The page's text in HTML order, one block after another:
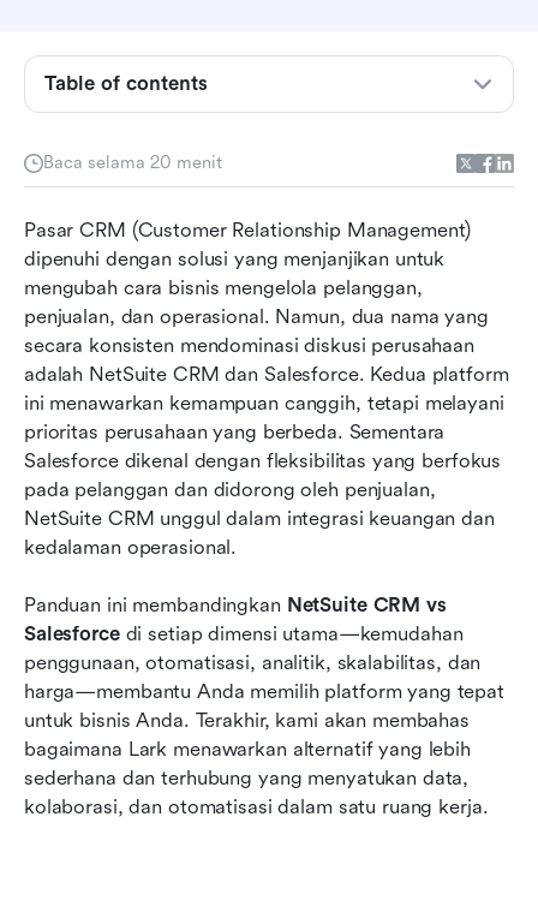
Baca selama 20 menit
Pasar CRM (Customer Relationship Management)
dipenuhi dengan solusi yang menjanjikan untuk
mengubah cara bisnis mengelola pelanggan,
penjualan, dan operasional. Namun, dua nama yang
secara konsisten mendominasi diskusi perusahaan
adalah NetSuite CRM dan Salesforce. Kedua platform
ini menawarkan kemampuan canggih, tetapi melayani
prioritas perusahaan yang berbeda. Sementara
Salesforce dikenal dengan fleksibilitas yang berfokus
pada pelanggan dan didorong oleh penjualan,
NetSuite CRM unggul dalam integrasi keuangan dan
kedalaman operasional.
Panduan ini membandingkan NetSuite CRM vs
Salesforce di setiap dimensi utama—kemudahan
penggunaan, otomatisasi, analitik, skalabilitas, dan
harga—membantu Anda memilih platform yang tepat
untuk bisnis Anda. Terakhir, kami akan membahas
bagaimana Lark menawarkan alternatif yang lebih
sederhana dan terhubung yang menyatukan data,
kolaborasi, dan otomatisasi dalam satu ruang kerja.
Table of contents
Gambaran Umum: Sekilas tentang NetSuite
Perbandingan fitur: NetSuite CRM vs Salesforce
Kekuatan dan keterbatasan setiap platform
Alternatif: Bagaimana Lark menawarkan ruang
kerja CRM yang lebih sederhana dan terhubung
Ringkasan perbandingan: NetSuite vs Salesforce
vs Lark
Kesimpulan
FAQ